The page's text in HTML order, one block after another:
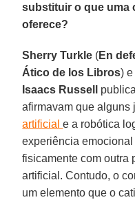
substituir o que uma
oferece?
Sherry Turkle (En
Ático de los Libros)
Isaacs Russell
afirmavam que alguns
artificiale a robótica
experiência
fisicamente com outra
artificial. Contudo, o
um elemento que o